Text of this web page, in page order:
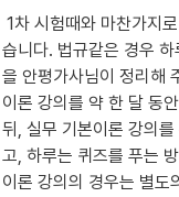
습니다. 법규같은 경우
을 안평가사님이 정리해
이론 강의를 약 한 달 동
뒤, 실무 기본이론 강의
고, 하루는 퀴즈를 푸는
이론 강의의 경우는 별도